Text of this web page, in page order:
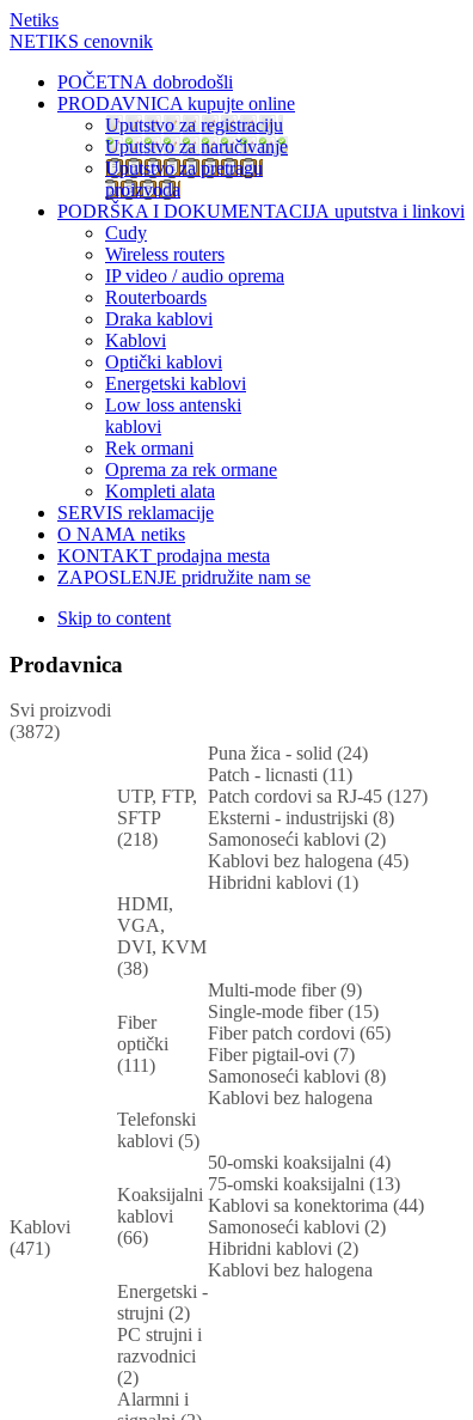
Netiks
NETIKS cenovnik
POČETNA dobrodošli
PRODAVNICA kupujte online
Uputstvo za registraciju
Uputstvo za naručivanje
Uputstvo za pretragu
proizvoda
PODRŠKA I DOKUMENTACIJA uputstva i linkovi
Cudy
Wireless routers
IP video / audio oprema
Routerboards
Draka kablovi
Kablovi
Optički kablovi
Energetski kablovi
Low loss antenski
kablovi
Rek ormani
Oprema za rek ormane
Kompleti alata
SERVIS reklamacije
O NAMA netiks
KONTAKT prodajna mesta
ZAPOSLENJE pridružite nam se
Skip to content
Prodavnica
Svi proizvodi
(3872)
Kablovi
(471)
UTP, FTP,
SFTP
(218)
Puna žica - solid (24)
Patch - licnasti (11)
Patch cordovi sa RJ-45 (127)
Eksterni - industrijski (8)
Samonoseći kablovi (2)
Kablovi bez halogena (45)
Hibridni kablovi (1)
HDMI,
VGA,
DVI, KVM
(38)
Fiber
optički
(111)
Multi-mode fiber (9)
Single-mode fiber (15)
Fiber patch cordovi (65)
Fiber pigtail-ovi (7)
Samonoseći kablovi (8)
Kablovi bez halogena
Telefonski
kablovi (5)
Koaksijalni
kablovi
(66)
50-omski koaksijalni (4)
75-omski koaksijalni (13)
Kablovi sa konektorima (44)
Samonoseći kablovi (2)
Hibridni kablovi (2)
Kablovi bez halogena
Energetski -
strujni (2)
PC strujni i
razvodnici
(2)
Alarmni i